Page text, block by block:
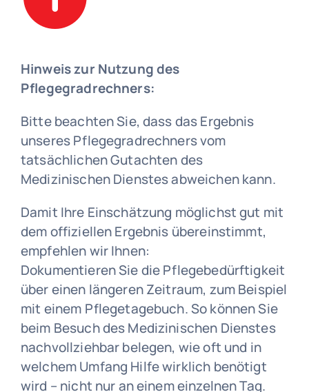
Hinweis zur Nutzung des
Pflegegradrechners:
Bitte beachten Sie, dass das Ergebnis
unseres Pflegegradrechners vom
tatsächlichen Gutachten des
Medizinischen Dienstes abweichen kann.
Damit Ihre Einschätzung möglichst gut mit
dem offiziellen Ergebnis übereinstimmt,
empfehlen wir Ihnen:
Dokumentieren Sie die Pflegebedürftigkeit
über einen längeren Zeitraum, zum Beispiel
mit einem Pflegetagebuch. So können Sie
beim Besuch des Medizinischen Dienstes
nachvollziehbar belegen, wie oft und in
welchem Umfang Hilfe wirklich benötigt
wird – nicht nur an einem einzelnen Tag.